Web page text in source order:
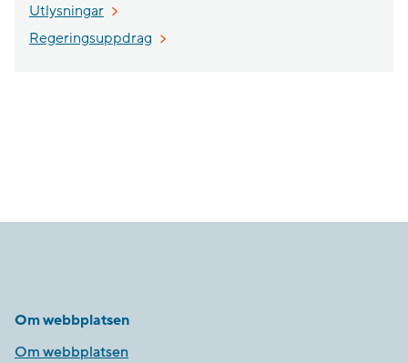
Utlysningar
Regeringsuppdrag
Om webbplatsen
Om webbplatsen